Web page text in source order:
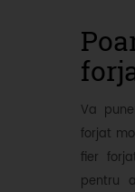
Va
forjat
fier
pentru